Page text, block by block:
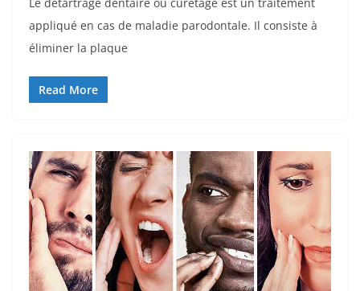
appliqué en cas de maladie parodontale. Il consiste à
éliminer la plaque
Read More